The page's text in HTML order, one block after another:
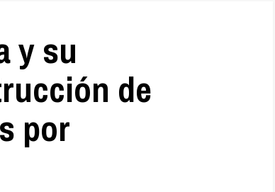
y su
de
por